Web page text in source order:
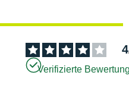
4
Verifizierte